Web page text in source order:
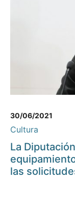
30/06/2021
Cultura
La
las